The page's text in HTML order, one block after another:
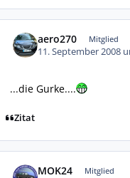
aero270 Mitglied
11. September 2008
...die Gurke....
Zitat
MOK24 Mitglied